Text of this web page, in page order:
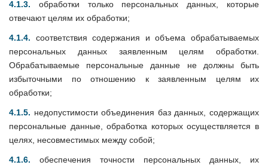
4.1.3.
обработки только персональных данных, которые
отвечают целям их обработки;
4.1.4.
соответствия содержания и объема обрабатываемых
персональных данных заявленным целям обработки.
Обрабатываемые персональные данные не должны быть
избыточными по отношению к заявленным целям их
обработки;
4.1.5. недопустимости объединения баз данных, содержащих
персональные данные, обработка которых осуществляется в
целях, несовместимых между собой;
4.1.6.
обеспечения точности персональных данных, их